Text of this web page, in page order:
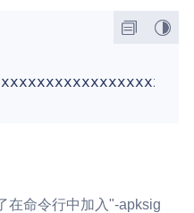
在命令行中加入"-apksig